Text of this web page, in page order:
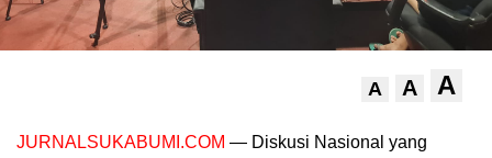
A A A
JURNALSUKABUMI.COM — Diskusi Nasional yang